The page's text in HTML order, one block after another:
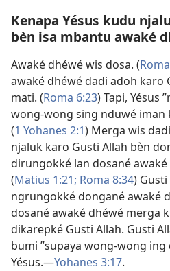
Kenapa Yésus kudu
bèn isa mbantu awaké
Awaké dhéwé wis dosa. (
awaké dhéwé dadi adoh karo
mati. (Roma 6:​23) Tapi, Yésus
wong-wong sing nduwé iman
(1 Yohanes 2:1) Merga wis
njaluk karo Gusti Allah bèn
dirungokké lan dosané
(Matius 1:​21; Roma 8:​34)
ngrungokké dongané awaké
dosané awaké dhéwé merga
dikarepké Gusti Allah. Gusti
bumi ”supaya wong-wong
Yésus.​—Yohanes 3:​17.